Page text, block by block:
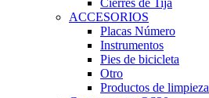
Cierres de Tija
ACCESORIOS
Placas Número
Instrumentos
Pies de bicicleta
Otro
Productos de limpieza